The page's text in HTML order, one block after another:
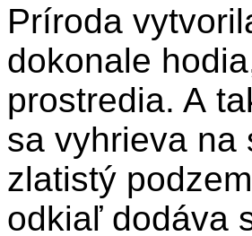
Príroda
dokonale
prostredia. A
sa vyhrieva na
zlatistý
odkiaľ dodáva